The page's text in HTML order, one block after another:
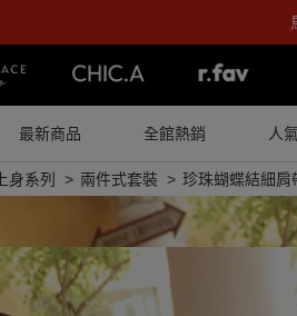
最新商品 全館熱銷 人
上身系列 兩件式套裝 珍珠蝴蝶結細肩